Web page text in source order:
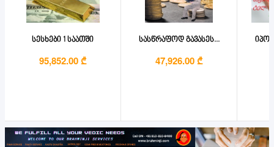
სესხები 1 საათში
95,852.00 ₾
სასწრაფოდ გავასეს...
47,926.00 ₾